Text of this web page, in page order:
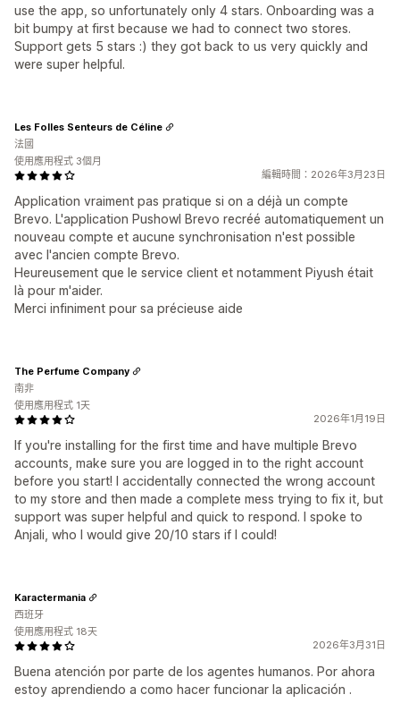
use the app, so unfortunately only 4 stars. Onboarding was a
bit bumpy at first because we had to connect two stores.
Support gets 5 stars :) they got back to us very quickly and
were super helpful.
編輯時間：2026年3月23日
Application vraiment pas pratique si on a déjà un compte
Brevo. L'application Pushowl Brevo recréé automatiquement un
nouveau compte et aucune synchronisation n'est possible
avec l'ancien compte Brevo.
Heureusement que le service client et notamment Piyush était
là pour m'aider.
Merci infiniment pour sa précieuse aide
Les Folles Senteurs de Céline
法國
使用應用程式 3個月
2026年1月19日
If you're installing for the first time and have multiple Brevo
accounts, make sure you are logged in to the right account
before you start! I accidentally connected the wrong account
to my store and then made a complete mess trying to fix it, but
support was super helpful and quick to respond. I spoke to
Anjali, who I would give 20/10 stars if I could!
The Perfume Company
南非
使用應用程式 1天
2026年3月31日
Buena atención por parte de los agentes humanos. Por ahora
estoy aprendiendo a como hacer funcionar la aplicación .
Karactermania
西班牙
使用應用程式 18天